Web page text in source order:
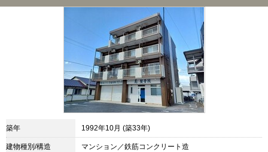
築年 1992年10月 (築33年)
建物種別/構造 マンション／鉄筋コンクリート造